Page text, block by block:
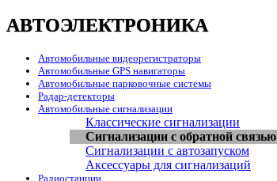
АВТОЭЛЕКТРОНИКА
Автомобильные видеорегистраторы
Автомобильные GPS навигаторы
Автомобильные парковочные системы
Радар-детекторы
Автомобильные сигнализации
Классические сигнализации
Сигнализации с обратной связью
Сигнализации с автозапуском
Аксессуары для сигнализаций
Радиостанции